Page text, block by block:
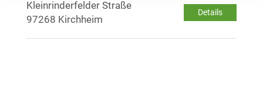
Details
Kleinrinderfelder Straße
97268 Kirchheim